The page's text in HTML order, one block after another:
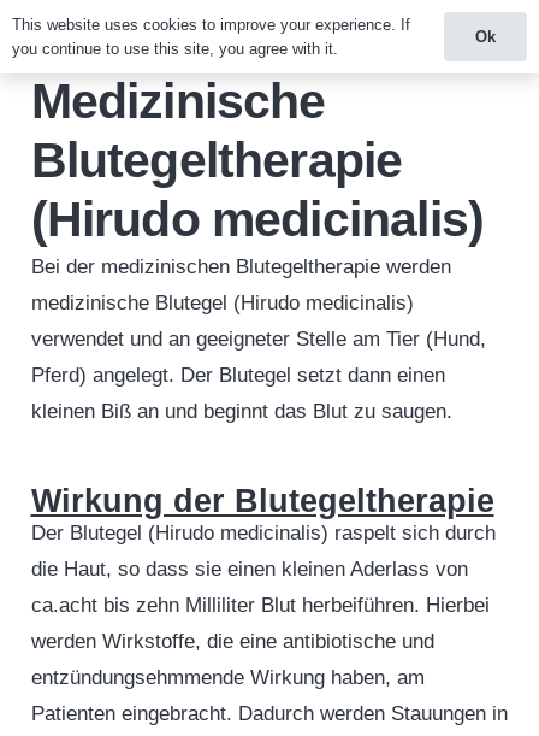
Medizinische
Blutegeltherapie
(Hirudo medicinalis)
Bei der medizinischen Blutegeltherapie werden
medizinische Blutegel (Hirudo medicinalis)
verwendet und an geeigneter Stelle am Tier (Hund,
Pferd) angelegt. Der Blutegel setzt dann einen
kleinen Biß an und beginnt das Blut zu saugen.
Wirkung der Blutegeltherapie
Der Blutegel (Hirudo medicinalis) raspelt sich durch
die Haut, so dass sie einen kleinen Aderlass von
ca.acht bis zehn Milliliter Blut herbeiführen. Hierbei
werden Wirkstoffe, die eine antibiotische und
entzündungsehmmende Wirkung haben, am
Patienten eingebracht. Dadurch werden Stauungen in
This website uses cookies to improve your experience. If
you continue to use this site, you agree with it.
Ok